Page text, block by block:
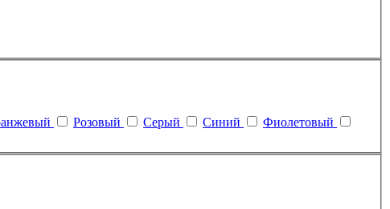
Розовый Серый Синий
Фиолетовый